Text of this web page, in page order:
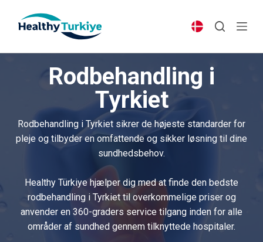
p
Rodbehandling i
Tyrkiet
Rodbehandling i Tyrkiet sikrer de højeste standarder for
pleje og tilbyder en omfattende og sikker løsning til dine
sundhedsbehov.
Healthy Türkiye hjælper dig med at finde den bedste
rodbehandling i Tyrkiet til overkommelige priser og
anvender en 360-graders service tilgang inden for alle
områder af sundhed gennem tilknyttede hospitaler.